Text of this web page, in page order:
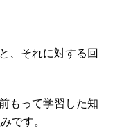
、それに対する回
もって学習した知
です。